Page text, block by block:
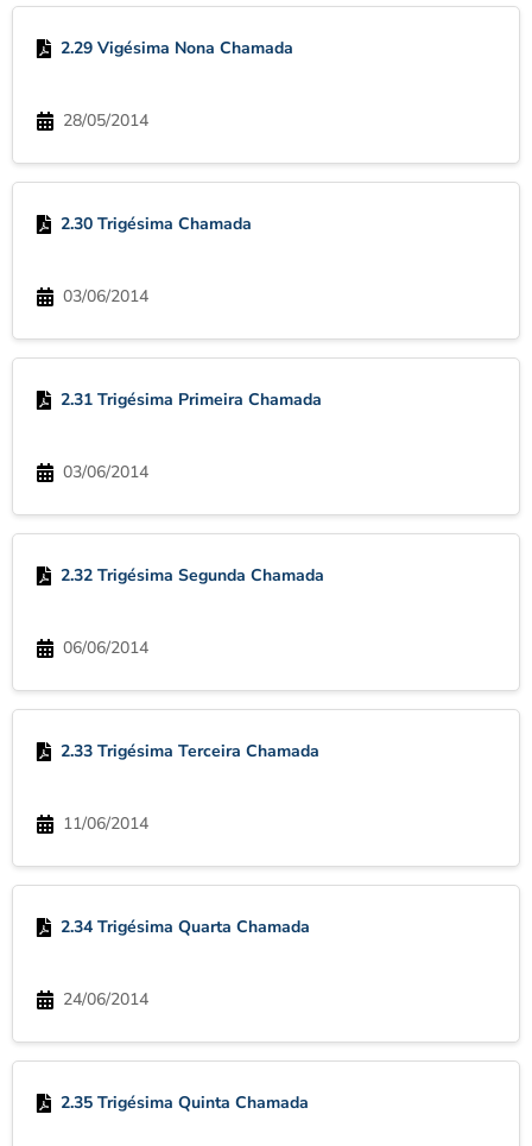
2.29 Vigésima Nona Chamada
28/05/2014
2.30 Trigésima Chamada
03/06/2014
2.31 Trigésima Primeira Chamada
03/06/2014
2.32 Trigésima Segunda Chamada
06/06/2014
2.33 Trigésima Terceira Chamada
11/06/2014
2.34 Trigésima Quarta Chamada
24/06/2014
2.35 Trigésima Quinta Chamada